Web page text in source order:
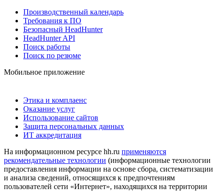
Производственный календарь
Требования к ПО
Безопасный HeadHunter
HeadHunter API
Поиск работы
Поиск по резюме
Мобильное приложение
Этика и комплаенс
Оказание услуг
Использование сайтов
Защита персональных данных
ИТ аккредитация
На информационном ресурсе hh.ru применяются
рекомендательные технологии (информационные технологии
предоставления информации на основе сбора, систематизации
и анализа сведений, относящихся к предпочтениям
пользователей сети «Интернет», находящихся на территории